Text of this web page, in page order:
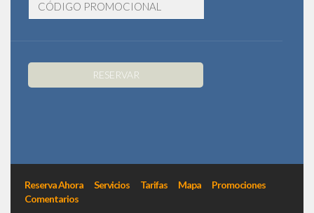
RESERVAR
Reserva Ahora Servicios Tarifas Mapa
Promociones
Comentarios